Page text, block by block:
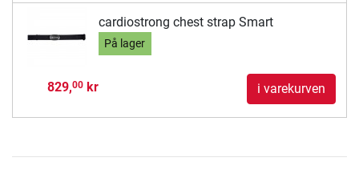
cardiostrong chest strap Smart
På lager
829,00kr i varekurven